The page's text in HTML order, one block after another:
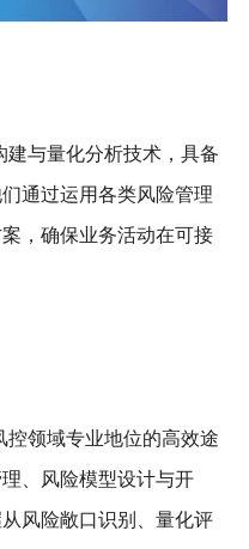
与量化分析技术，具备
通过运用各类风险管理
，确保业务活动在可接
领域专业地位的高效途
、风险模型设计与开
风险敞口识别、量化评